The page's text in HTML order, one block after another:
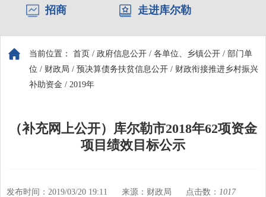
招商 走进库尔勒
当前位置： 首页 / 政府信息公开 / 各单位、乡镇公开 / 部门单
位 / 财政局 / 预决算债务扶贫信息公开 / 财政衔接推进乡村振兴
补助资金 / 2019年
（补充网上公开）库尔勒市2018年62项资金
项目绩效目标公示
发布时间：2019/03/20 19:11 来源：财政局 点击数： 1017